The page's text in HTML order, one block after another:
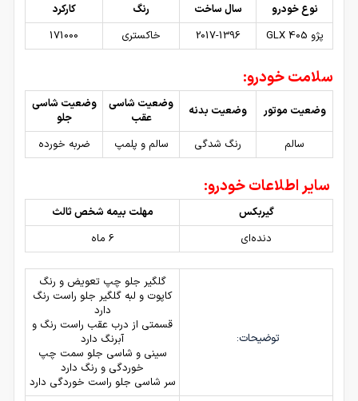
نوع خودرو سال ساخت رنگ
کارکرد
پژو 405 GLX
2017-1396 خاکستری 171000
سلامت خودرو:
وضعیت موتور وضعیت بدنه
وضعیت شاسی
عقب
وضعیت شاسی
جلو
سالم
رنگ شدگی سالم و پلمپ ضربه خورده
سایر اطلاعات خودرو:
گیربکس
مهلت بیمه شخص ثالث
دنده‌ای
6 ماه
توضیحات:
گلگیر جلو چپ تعویض و رنگ
کاپوت و لبه گلگیر جلو راست رنگ
دارد
قسمتی از درب عقب راست رنگ و
آبرنگ دارد
سینی و شاسی جلو سمت چپ
خوردگی و رنگ دارد
سر شاسی جلو راست خوردگی دارد